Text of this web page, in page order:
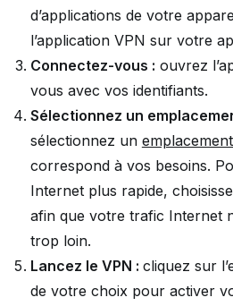
d’applications de votre
l’application VPN sur votre
Connectez-vous : ouvrez
vous avec vos identifiants.
Sélectionnez un
sélectionnez un
correspond à vos besoins.
Internet plus rapide,
afin que votre trafic Internet
trop loin.
Lancez le VPN : cliquez sur
de votre choix pour activer